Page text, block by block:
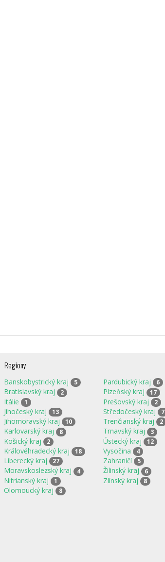
Regiony
Banskobystrický kraj 5
Bratislavský kraj 2
Itálie 1
Jihočeský kraj 13
Jihomoravský kraj 10
Karlovarský kraj 8
Košický kraj 2
Královéhradecký kraj 18
Liberecký kraj 27
Moravskoslezský kraj 4
Nitrianský kraj 1
Olomoucký kraj 8
Pardubický kraj 6
Plzeňský kraj 17
Prešovský kraj 2
Středočeský kraj 7
Trenčianský kraj 2
Trnavský kraj 3
Ústecký kraj 12
Vysočina 4
Zahraničí 5
Žilinský kraj 6
Zlínský kraj 8